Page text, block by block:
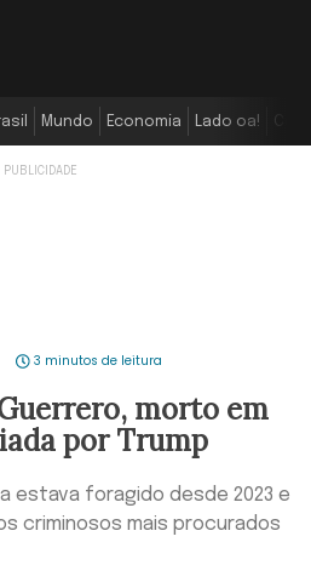
Mundo Economia Lado oa!
3 minutos de leitura
morto em
por Trump
estava foragido desde 2023 e
criminosos mais procurados